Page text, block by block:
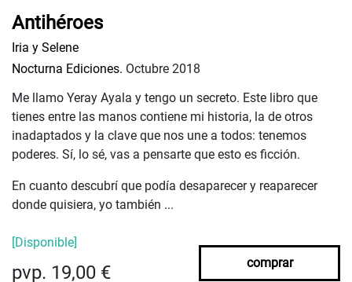
Antihéroes
Iria y Selene
Nocturna Ediciones. Octubre 2018
Me llamo Yeray Ayala y tengo un secreto. Este libro que
tienes entre las manos contiene mi historia, la de otros
inadaptados y la clave que nos une a todos: tenemos
poderes. Sí, lo sé, vas a pensarte que esto es ficción.
En cuanto descubrí que podía desaparecer y reaparecer
donde quisiera, yo también ...
[Disponible]
pvp. 19,00 € comprar